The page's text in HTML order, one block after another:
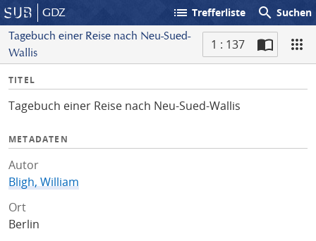
GDZ list Trefferliste search Suchen
Tagebuch einer Reise nach Neu-Sued-
Wallis
1 : 137
I
f
TITEL
Tagebuch einer Reise nach Neu-Sued-Wallis
METADATEN
Autor
Bligh, William
Ort
Berlin